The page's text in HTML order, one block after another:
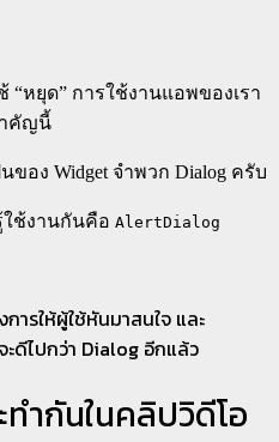
“หยุด” การใช้งานแอพของเรา
คัญนี้
อง Widget จำพวก Dialog ครับ
ใช้งานกันคือ AlertDialog
ารให้ผู้ใช้หันมาสนใจ และ
ะดีไปกว่า Dialog อีกแล้ว
ทำกันในคลิปวิดีโอ